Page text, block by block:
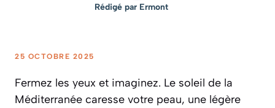
Rédigé par Ermont
25 OCTOBRE 2025
Fermez les yeux et imaginez. Le soleil de la
Méditerranée caresse votre peau, une légère